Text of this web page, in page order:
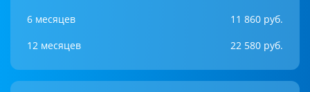
6 месяцев
11 860 руб.
12 месяцев
22 580 руб.